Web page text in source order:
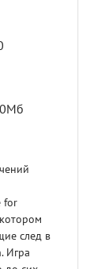
for
след в
Игра